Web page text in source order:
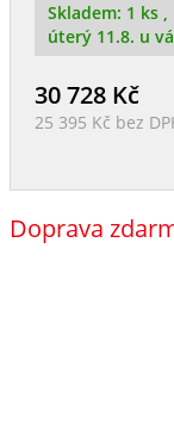
Skladem: 1 ks ,
úterý 11.8. u
30 728Kč
25 395 Kč bez
Doprava